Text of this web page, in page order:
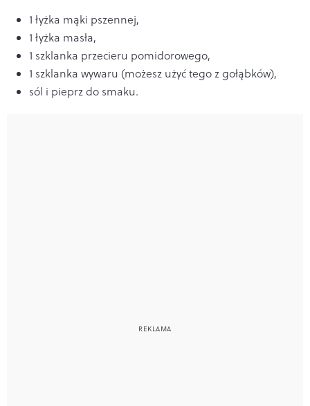
1 łyżka mąki pszennej,
1 łyżka masła,
1 szklanka przecieru pomidorowego,
1 szklanka wywaru (możesz użyć tego z gołąbków),
sól i pieprz do smaku.